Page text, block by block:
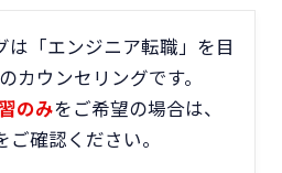
「エンジニア転職」を目
カウンセリングです。
のみをご希望の場合は、
ご確認ください。